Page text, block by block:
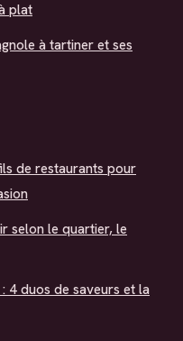
plat
à tartiner et ses
de restaurants pour
selon le quartier, le
4 duos de saveurs et la